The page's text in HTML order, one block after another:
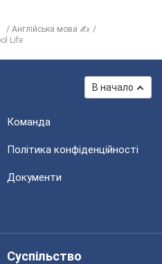
Англійська мова ✍
Life
В начало
Команда
Політика конфіденційності
Документи
Суспільство